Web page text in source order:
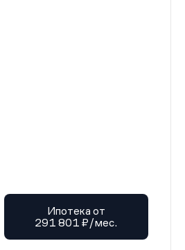
Ипотека от
291 801 ₽/мес.